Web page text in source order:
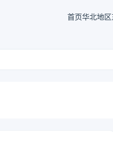
首页华北地区